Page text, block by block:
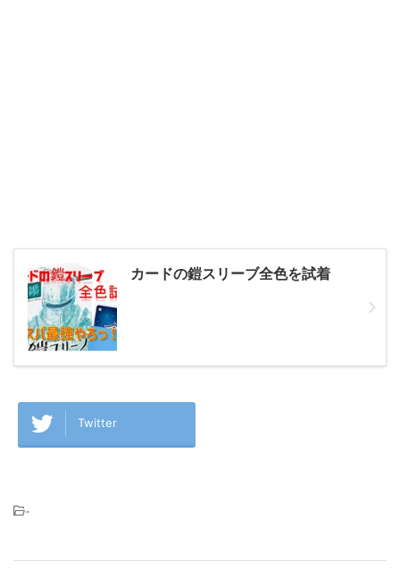
カードの鎧スリーブ全色を試着
Twitter
-